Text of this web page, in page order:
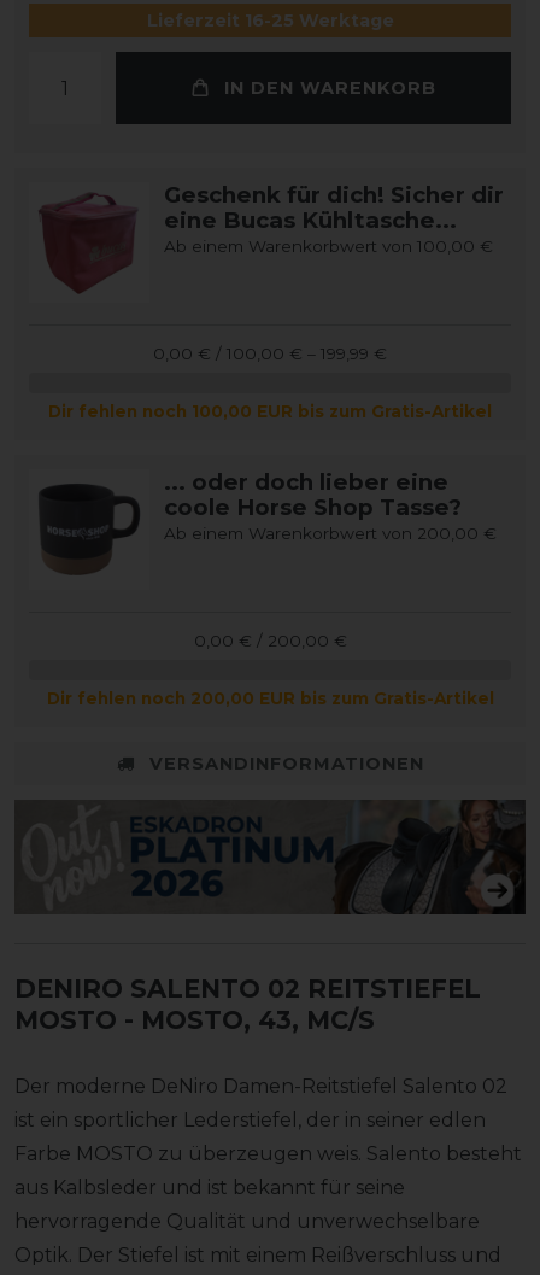
Lieferzeit 16-25 Werktage
IN DEN WARENKORB
Geschenk für dich! Sicher dir
eine Bucas Kühltasche...
Ab einem Warenkorbwert von 100,00 €
0,00 € / 100,00 € – 199,99 €
Dir fehlen noch 100,00 EUR bis zum Gratis-Artikel
... oder doch lieber eine
coole Horse Shop Tasse?
Ab einem Warenkorbwert von 200,00 €
0,00 € / 200,00 €
Dir fehlen noch 200,00 EUR bis zum Gratis-Artikel
VERSANDINFORMATIONEN
DENIRO SALENTO 02 REITSTIEFEL
MOSTO - MOSTO, 43, MC/S
Der moderne DeNiro Damen-Reitstiefel Salento 02
ist ein sportlicher Lederstiefel, der in seiner edlen
Farbe MOSTO zu überzeugen weis. Salento besteht
aus Kalbsleder und ist bekannt für seine
hervorragende Qualität und unverwechselbare
Optik. Der Stiefel ist mit einem Reißverschluss und